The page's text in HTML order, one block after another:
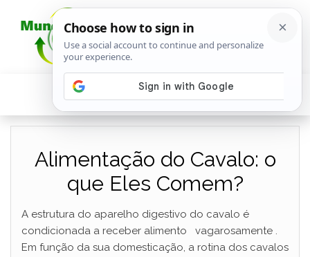
Alimentação do Cavalo: o
que Eles Comem?
A estrutura do aparelho digestivo do cavalo é
condicionada a receber alimento vagarosamente .
Em função da sua domesticação, a rotina dos cavalos